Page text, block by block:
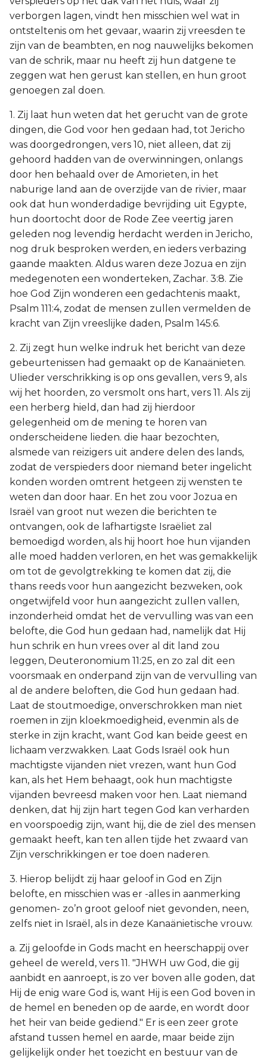
verborgen lagen, vindt hen misschien wel wat in
ontsteltenis om het gevaar, waarin zij vreesden te
zijn van de beambten, en nog nauwelijks bekomen
van de schrik, maar nu heeft zij hun datgene te
zeggen wat hen gerust kan stellen, en hun groot
genoegen zal doen.
1. Zij laat hun weten dat het gerucht van de grote
dingen, die God voor hen gedaan had, tot Jericho
was doorgedrongen, vers 10, niet alleen, dat zij
gehoord hadden van de overwinningen, onlangs
door hen behaald over de Amorieten, in het
naburige land aan de overzijde van de rivier, maar
ook dat hun wonderdadige bevrijding uit Egypte,
hun doortocht door de Rode Zee veertig jaren
geleden nog levendig herdacht werden in Jericho,
nog druk besproken werden, en ieders verbazing
gaande maakten. Aldus waren deze Jozua en zijn
medegenoten een wonderteken, Zachar. 3:8. Zie
hoe God Zijn wonderen een gedachtenis maakt,
Psalm 111:4, zodat de mensen zullen vermelden de
kracht van Zijn vreeslijke daden, Psalm 145:6.
2. Zij zegt hun welke indruk het bericht van deze
gebeurtenissen had gemaakt op de Kanaänieten.
Ulieder verschrikking is op ons gevallen, vers 9, als
wij het hoorden, zo versmolt ons hart, vers 11. Als zij
een herberg hield, dan had zij hierdoor
gelegenheid om de mening te horen van
onderscheidene lieden. die haar bezochten,
alsmede van reizigers uit andere delen des lands,
zodat de verspieders door niemand beter ingelicht
konden worden omtrent hetgeen zij wensten te
weten dan door haar. En het zou voor Jozua en
Israël van groot nut wezen die berichten te
ontvangen, ook de lafhartigste Israëliet zal
bemoedigd worden, als hij hoort hoe hun vijanden
alle moed hadden verloren, en het was gemakkelijk
om tot de gevolgtrekking te komen dat zij, die
thans reeds voor hun aangezicht bezweken, ook
ongetwijfeld voor hun aangezicht zullen vallen,
inzonderheid omdat het de vervulling was van een
belofte, die God hun gedaan had, namelijk dat Hij
hun schrik en hun vrees over al dit land zou
leggen, Deuteronomium 11:25, en zo zal dit een
voorsmaak en onderpand zijn van de vervulling van
al de andere beloften, die God hun gedaan had.
Laat de stoutmoedige, onverschrokken man niet
roemen in zijn kloekmoedigheid, evenmin als de
sterke in zijn kracht, want God kan beide geest en
lichaam verzwakken. Laat Gods Israël ook hun
machtigste vijanden niet vrezen, want hun God
kan, als het Hem behaagt, ook hun machtigste
vijanden bevreesd maken voor hen. Laat niemand
denken, dat hij zijn hart tegen God kan verharden
en voorspoedig zijn, want hij, die de ziel des mensen
gemaakt heeft, kan ten allen tijde het zwaard van
Zijn verschrikkingen er toe doen naderen.
3. Hierop belijdt zij haar geloof in God en Zijn
belofte, en misschien was er -alles in aanmerking
genomen- zo’n groot geloof niet gevonden, neen,
zelfs niet in Israël, als in deze Kanaänietische vrouw.
a. Zij geloofde in Gods macht en heerschappij over
geheel de wereld, vers 11. "JHWH uw God, die gij
aanbidt en aanroept, is zo ver boven alle goden, dat
Hij de enig ware God is, want Hij is een God boven in
de hemel en beneden op de aarde, en wordt door
het heir van beide gediend." Er is een zeer grote
afstand tussen hemel en aarde, maar beide zijn
gelijkelijk onder het toezicht en bestuur van de